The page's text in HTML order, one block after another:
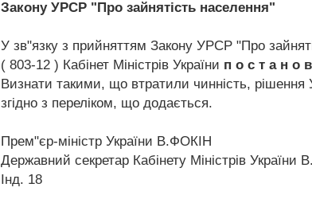
Закону УРСР "Про зайнятість населення"
У зв"язку з прийняттям Закону УРСР "Про
( 803-12 ) Кабінет Міністрів України п о с т а н о
Визнати такими, що втратили чинність, рішення
згідно з переліком, що додається.
Прем"єр-міністр України В.ФОКІН
Державний секретар Кабінету Міністрів
Інд. 18